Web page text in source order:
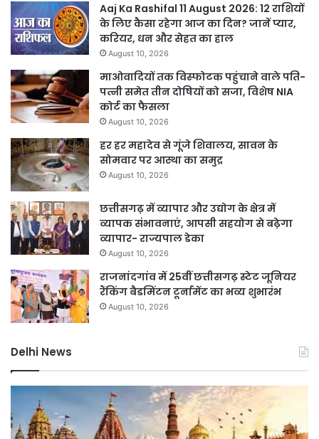
Aaj Ka Rashifal 11 August 2026: 12 राशियों
के लिए कैसा रहेगा आज का दिन? जानें प्यार,
करियर, धन और सेहत का हाल
August 10, 2026
माओवादियों तक विस्फोटक पहुंचाने वाले पति-
पत्नी समेत तीन दोषियों को सजा, विशेष NIA
कोर्ट का फैसला
August 10, 2026
हर हर महादेव से गूंजे शिवालय, सावन के
सोमवार पर आस्था का समुद्र
August 10, 2026
छत्तीसगढ़ में व्यापार और उद्योग के क्षेत्र में
व्यापक संभावनाएं, आपसी सहयोग से बढ़ेगा
व्यापार- राज्यपाल डेका
August 10, 2026
राजनांदगांव में 25वीं छत्तीसगढ़ स्टेट जूनियर
रैंकिंग बैडमिंटन टूर्नामेंट का भव्य शुभारंभ
August 10, 2026
Delhi News
दिल्ली
स्पिरिचुअल